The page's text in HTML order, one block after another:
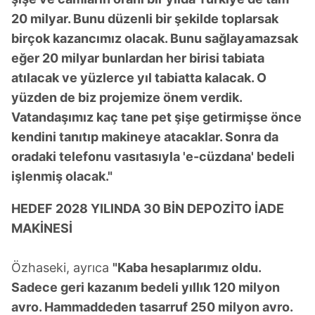
20 milyar. Bunu düzenli bir şekilde toplarsak
birçok kazancımız olacak. Bunu sağlayamazsak
eğer 20 milyar bunlardan her birisi tabiata
atılacak ve yüzlerce yıl tabiatta kalacak. O
yüzden de biz projemize önem verdik.
Vatandaşımız kaç tane pet şişe getirmişse önce
kendini tanıtıp makineye atacaklar. Sonra da
oradaki telefonu vasıtasıyla 'e-cüzdana' bedeli
işlenmiş olacak."
HEDEF 2028 YILINDA 30 BİN DEPOZİTO İADE
MAKİNESİ
Özhaseki, ayrıca "Kaba hesaplarımız oldu.
Sadece geri kazanım bedeli yıllık 120 milyon
avro. Hammaddeden tasarruf 250 milyon avro.